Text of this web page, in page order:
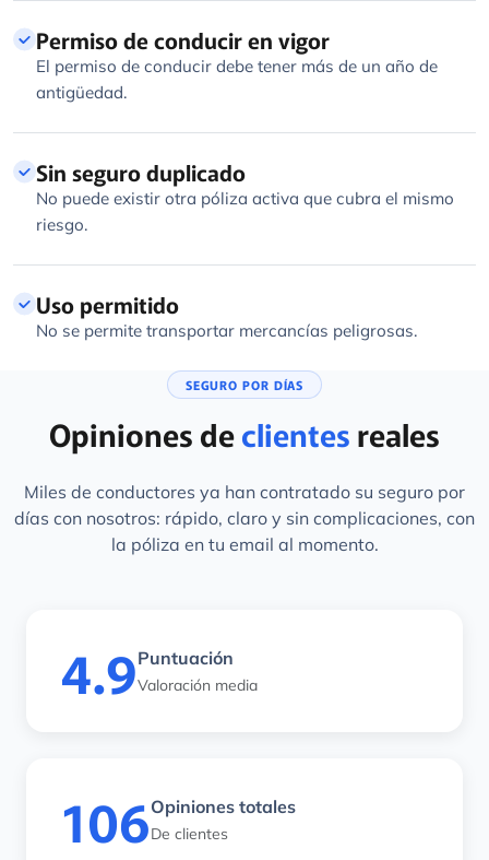
Permiso de conducir en vigor
El permiso de conducir debe tener más de un año de
antigüedad.
Sin seguro duplicado
No puede existir otra póliza activa que cubra el mismo
riesgo.
Uso permitido
No se permite transportar mercancías peligrosas.
SEGURO POR DÍAS
Opiniones declientes reales
Miles de conductores ya han contratado su seguro por
días con nosotros: rápido, claro y sin complicaciones, con
la póliza en tu email al momento.
4.9Puntuación
Valoración media
106Opiniones totales
De clientes